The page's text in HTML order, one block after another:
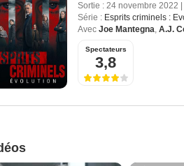
Sortie : 24 novembre 2022
Série : Esprits criminels :
Avec Joe Mantegna, A.J.
Spectateurs
3,8